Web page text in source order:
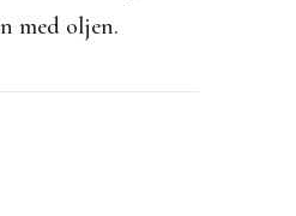
med oljen.